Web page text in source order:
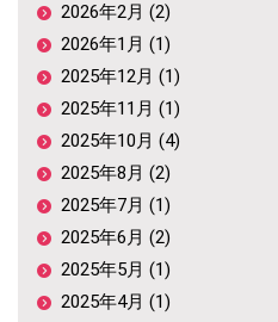
2026年2月 (2)
2026年1月 (1)
2025年12月 (1)
2025年11月 (1)
2025年10月 (4)
2025年8月 (2)
2025年7月 (1)
2025年6月 (2)
2025年5月 (1)
2025年4月 (1)